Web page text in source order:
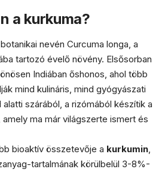
a kurkuma?
nevén Curcuma longa, a
tartozó évelő növény. Elsősorban
Indiában őshonos, ahol több
mind kulináris, mind gyógyászati
szárából, a rizómából készítik a
ma már világszerte ismert és
bioaktív összetevője a kurkumin
tartalmának körülbelül 3-8%-